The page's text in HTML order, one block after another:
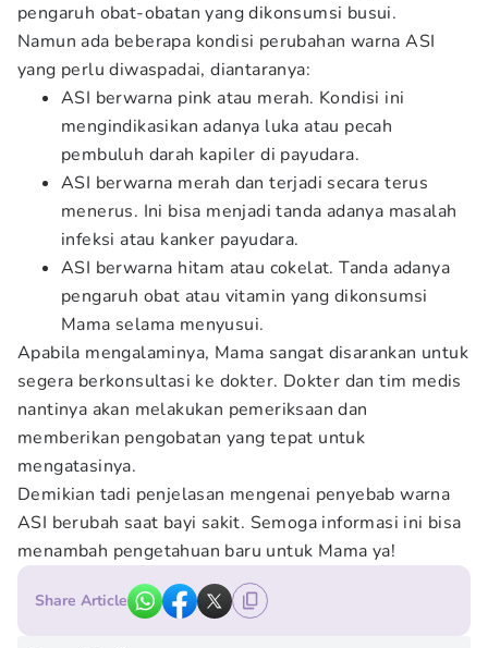
pengaruh obat-obatan yang dikonsumsi busui.
Namun ada beberapa kondisi perubahan warna ASI
yang perlu diwaspadai, diantaranya:
ASI berwarna pink atau merah. Kondisi ini
mengindikasikan adanya luka atau pecah
pembuluh darah kapiler di payudara.
ASI berwarna merah dan terjadi secara terus
menerus. Ini bisa menjadi tanda adanya masalah
infeksi atau kanker payudara.
ASI berwarna hitam atau cokelat. Tanda adanya
pengaruh obat atau vitamin yang dikonsumsi
Mama selama menyusui.
Apabila mengalaminya, Mama sangat disarankan untuk
segera berkonsultasi ke dokter. Dokter dan tim medis
nantinya akan melakukan pemeriksaan dan
memberikan pengobatan yang tepat untuk
mengatasinya.
Demikian tadi penjelasan mengenai penyebab warna
ASI berubah saat bayi sakit. Semoga informasi ini bisa
menambah pengetahuan baru untuk Mama ya!
Share Article